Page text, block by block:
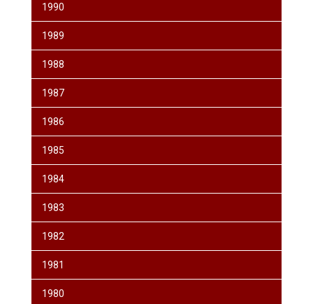
1990
1989
1988
1987
1986
1985
1984
1983
1982
1981
1980